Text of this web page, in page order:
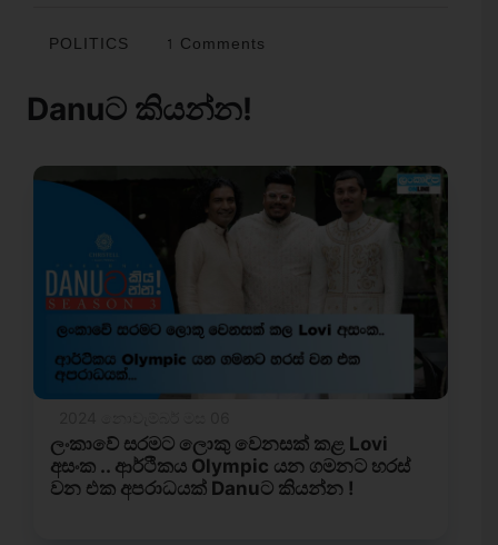
POLITICS 1 Comments